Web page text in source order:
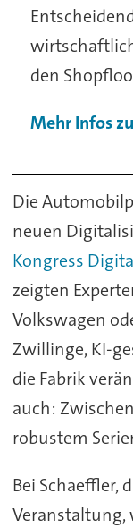
den
Mehr Infos
Die
neuen
Kongress
zeigten
Volkswagen
Zwillinge, KI-
die Fabrik
auch:
robustem
Bei Schaeffler,
Veranstaltung,